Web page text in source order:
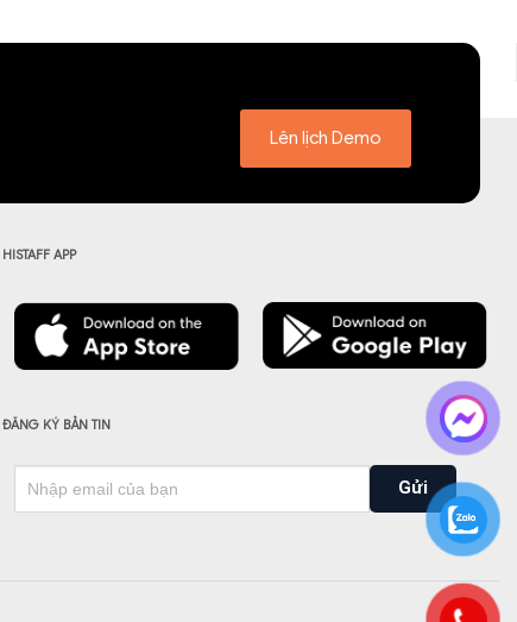
Lên lịch Demo
HISTAFF APP
ĐĂNG KÝ BẢN TIN
Gửi